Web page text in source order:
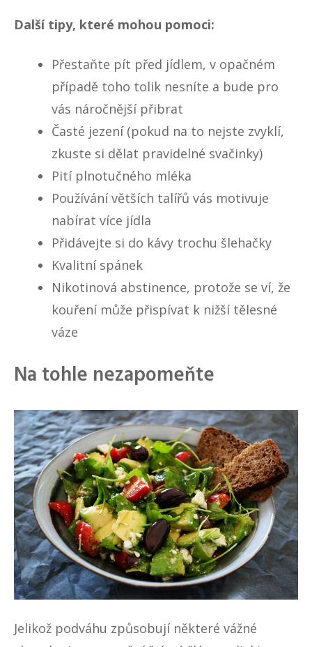
Další tipy, které mohou pomoci:
Přestaňte pít před jídlem, v opačném
případě toho tolik nesníte a bude pro
vás náročnější přibrat
Časté jezení (pokud na to nejste zvyklí,
zkuste si dělat pravidelné svačinky)
Pití plnotučného mléka
Používání větších talířů vás motivuje
nabírat více jídla
Přidávejte si do kávy trochu šlehačky
Kvalitní spánek
Nikotinová abstinence, protože se ví, že
kouření může přispívat k nižší tělesné
váze
Na tohle nezapomeňte
Jelikož podváhu způsobují některé vážné